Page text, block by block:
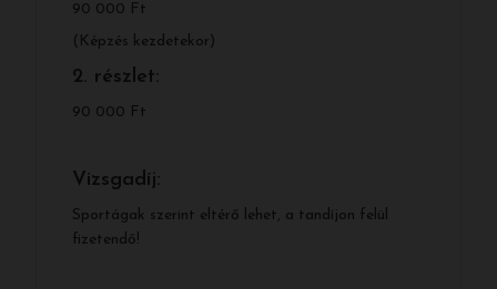
90 000 Ft
(Képzés kezdetekor)
2. részlet:
90 000 Ft
Vizsgadíj:
Sportágak szerint eltérő lehet, a tandíjon felül
fizetendő!